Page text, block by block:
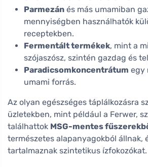
Parmezán és más umamiban
mennyiségben használhatók
receptekben.
Fermentált termékek, mint a
szójaszósz, szintén gazdag és
Paradicsomkoncentrátum egy
umami forrás.
Az olyan egészséges táplálkozásra
üzletekben, mint például a Ferwer,
találhattok MSG-mentes
természetes alapanyagokból állnak,
tartalmaznak szintetikus ízfokozókat.